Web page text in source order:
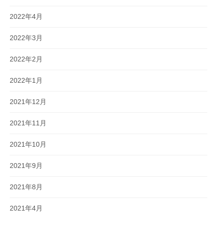
2022年4月
2022年3月
2022年2月
2022年1月
2021年12月
2021年11月
2021年10月
2021年9月
2021年8月
2021年4月